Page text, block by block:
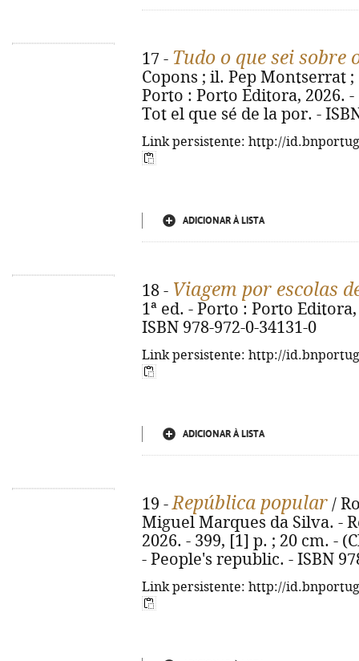
17 - Tudo o que sei sobre
Copons ; il. Pep Montserrat ;
Porto : Porto Editora, 2026.
Tot el que sé de la por. -
Link persistente: http://
ADICIONAR À LISTA
18 - Viagem por escolas
1ª ed. - Porto : Porto
ISBN 978-972-0-34131-0
Link persistente: http://
ADICIONAR À LISTA
19 -República popular /
Miguel Marques da Silva. -
2026. - 399, [1] p. ; 20 cm. -
- People's republic. - ISBN
Link persistente: http://